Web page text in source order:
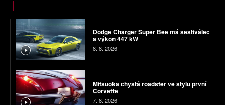
Dodge Charger Super Bee má šestiválec
a výkon 447 kW
8. 8. 2026
Mitsuoka chystá roadster ve stylu první
Corvette
7. 8. 2026